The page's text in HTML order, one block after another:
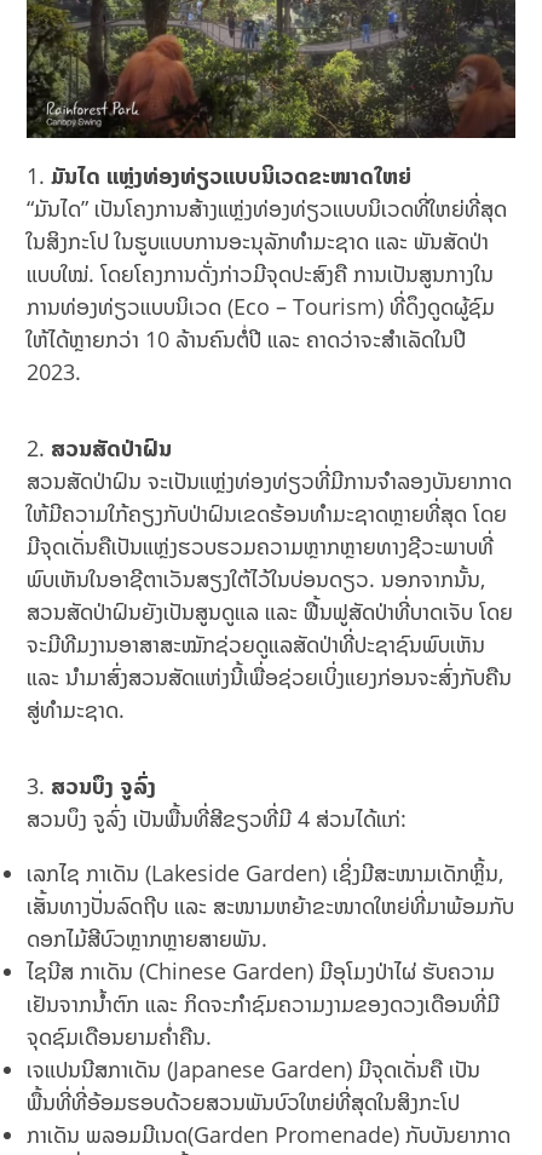
ມັນໄດ ແຫຼ່ງທ່ອງທ່ຽວແບບນິເວດຂະໜາດໃຫຍ່
“ມັນໄດ” ເປັນໂຄງການສ້າງແຫຼ່ງທ່ອງທ່ຽວແບບນິເວດທີ່ໃຫຍ່ທີ່ສຸດ
ໃນສິງກະໂປ ໃນຮູບແບບການອະນຸລັກທຳມະຊາດ ແລະ ພັນສັດປ່າ
ແບບໃໝ່. ໂດຍໂຄງການດັ່ງກ່າວມີຈຸດປະສົງຄື ການເປັນສູນກາງໃນ
ການທ່ອງທ່ຽວແບບນິເວດ (Eco – Tourism) ທີ່ດຶງດູດຜູ້ຊົມ
ໃຫ້ໄດ້ຫຼາຍກວ່າ 10 ລ້ານຄົນຕໍ່ປີ ແລະ ຄາດວ່າຈະສຳເລັດໃນປີ
2023.
ສວນສັດປ່າຝົນ
ສວນສັດປ່າຝົນ ຈະເປັນແຫຼ່ງທ່ອງທ່ຽວທີ່ມີການຈຳລອງບັນຍາກາດ
ໃຫ້ມີຄວາມໃກ້ຄຽງກັບປ່າຝົນເຂດຮ້ອນທຳມະຊາດຫຼາຍທີ່ສຸດ ໂດຍ
ມີຈຸດເດັ່ນຄືເປັນແຫຼ່ງຮວບຮວມຄວາມຫຼາກຫຼາຍທາງຊີວະພາບທີ່
ພົບເຫັນໃນອາຊີຕາເວັນສຽງໃຕ້ໄວ້ໃນບ່ອນດຽວ. ນອກຈາກນັ້ນ,
ສວນສັດປ່າຝົນຍັງເປັນສູນດູແລ ແລະ ຟື້ນຟູສັດປ່າທີ່ບາດເຈັບ ໂດຍ
ຈະມີທີມງານອາສາສະໝັກຊ່ວຍດູແລສັດປ່າທີ່ປະຊາຊົນພົບເຫັນ
ແລະ ນຳມາສົ່ງສວນສັດແຫ່ງນີ້ເພື່ອຊ່ວຍເບິ່ງແຍງກ່ອນຈະສົ່ງກັບຄືນ
ສູ່ທຳມະຊາດ.
ສວນບຶງ ຈູລົ່ງ
ສວນບຶງ ຈູລົ່ງ ເປັນພື້ນທີ່ສີຂຽວທີ່ມີ 4 ສ່ວນໄດ້ແກ່:
ເລກໄຊ ກາເດັນ (Lakeside Garden) ເຊິ່ງມີສະໜາມເດັກຫຼິ້ນ,​
ເສັ້ນທາງປັ່ນລົດຖີບ ແລະ ສະໜາມຫຍ້າຂະໜາດໃຫຍ່ທີ່ມາພ້ອມກັບ
ດອກໄມ້ສີບົວຫຼາກຫຼາຍສາຍພັນ.
ໄຊນີສ ກາເດັນ (Chinese Garden) ມີອຸໂມງປ່າໄຜ່ ຮັບຄວາມ
ເຢັນຈາກນ້ຳຕົກ ແລະ ກິດຈະກຳຊົມຄວາມງາມຂອງດວງເດືອນທີ່ມີ
ຈຸດຊົມເດືອນຍາມຄ່ຳຄືນ.
ເຈແປນນີສກາເດັນ (Japanese Garden) ມີຈຸດເດັ່ນຄື ເປັນ
ພື້ນທີ່ທີ່ອ້ອມຮອບດ້ວຍສວນພັນບົວໃຫຍ່ທີ່ສຸດໃນສິງກະໂປ
ກາເດັນ ພລອມມີເນດ(Garden Promenade) ກັບບັນຍາກາດ